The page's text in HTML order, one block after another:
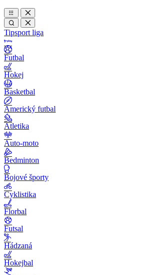
Tipsport liga
Futbal
Hokej
Basketbal
Americký futbal
Atletika
Auto-moto
Bedminton
Bojové športy
Cyklistika
Florbal
Futsal
Hádzaná
Hokejbal